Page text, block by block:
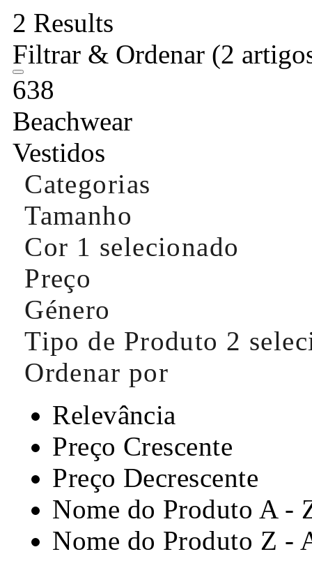
2 Results
Filtrar & Ordenar (2
638
Beachwear
Vestidos
Categorias
Tamanho
Cor 1 selecionado
Preço
Género
Tipo de Produto 2
Ordenar por
Relevância
Preço Crescente
Preço Decrescente
Nome do Produto A -
Nome do Produto Z -